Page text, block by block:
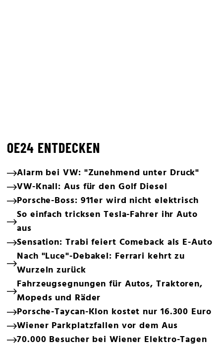
OE24 ENTDECKEN
Alarm bei VW: "Zunehmend unter Druck"
VW-Knall: Aus für den Golf Diesel
Porsche-Boss: 911er wird nicht elektrisch
So einfach tricksen Tesla-Fahrer ihr Auto
aus
Sensation: Trabi feiert Comeback als E-Auto
Nach "Luce"-Debakel: Ferrari kehrt zu
Wurzeln zurück
Fahrzeugsegnungen für Autos, Traktoren,
Mopeds und Räder
Porsche-Taycan-Klon kostet nur 16.300 Euro
Wiener Parkplatzfallen vor dem Aus
70.000 Besucher bei Wiener Elektro-Tagen